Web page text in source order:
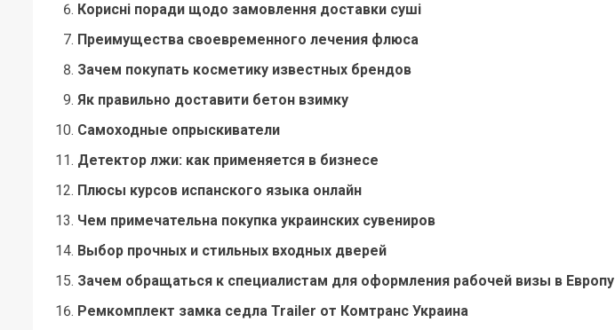
Корисні поради щодо замовлення доставки суші
Преимущества своевременного лечения флюса
Зачем покупать косметику известных брендов
Як правильно доставити бетон взимку
Самоходные опрыскиватели
Детектор лжи: как применяется в бизнесе
Плюсы курсов испанского языка онлайн
Чем примечательна покупка украинских сувениров
Выбор прочных и стильных входных дверей
Зачем обращаться к специалистам для оформления рабочей визы в Европу
Ремкомплект замка седла Trailer от Комтранс Украина